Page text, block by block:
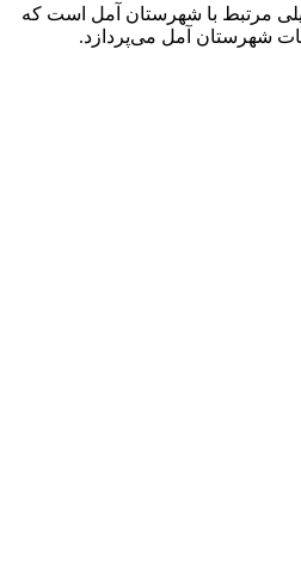
مرتبط با شهرستان آمل است که
شهرستان آمل می‌پردازد.